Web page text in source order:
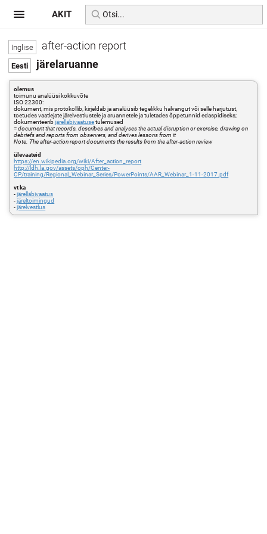
after-action report
järelaruanne
olemus
toimunu analüüsi kokkuvõte
ISO 22300:
dokument, mis protokollib, kirjeldab ja analüüsib tegelikku halvangut või selle harjutust,
toetudes vaatlejate järelvestlustele ja aruannetele ja tuletades õppetunnid edaspidiseks;
dokumenteeribjärelläbivaatusetulemused
=document that records, describes and analyses the actual disruption or exercise, drawing on
debriefs and reports from observers, and derives lessons from it
Note. The after-action report documents the results from the after-action review
ülevaateid
https://en.wikipedia.org/wiki/After_action_report
http://ldh.la.gov/assets/oph/Center-
CP/training/Regional_Webinar_Series/PowerPoints/AAR_Webinar_1-11-2017.pdf
vt ka
-järelläbivaatus
-järeltoimingud
-järelvestlus
AKIT